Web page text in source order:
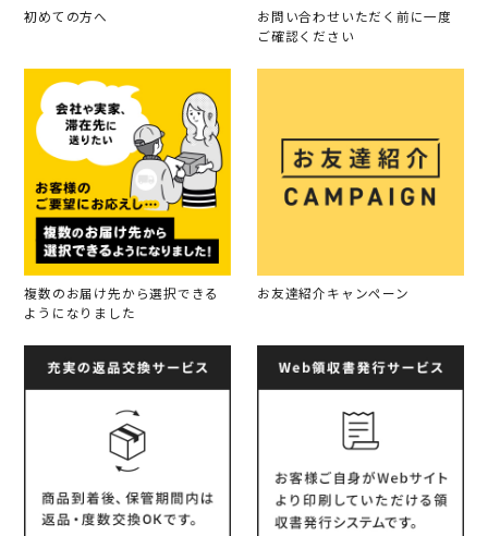
初めての方へ
お問い合わせいただく前に一度
ご確認ください
複数のお届け先から選択できる
ようになりました
お友達紹介キャンペーン